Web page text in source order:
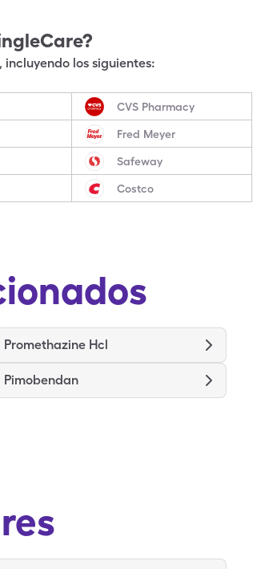
los siguientes:
CVS Pharmacy
Fred Meyer
Safeway
Costco
Promethazine Hcl
Pimobendan